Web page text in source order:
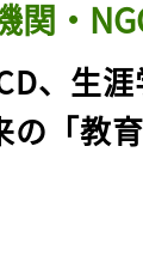
関・
、生
の「教